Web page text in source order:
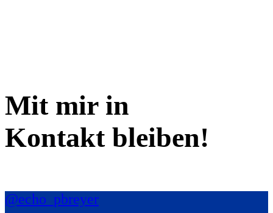
Mit mir in
Kontakt bleiben!
@echo_pbreyer